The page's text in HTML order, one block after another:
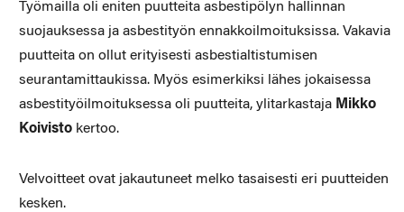
Työmailla oli eniten puutteita asbestipölyn hallinnan
suojauksessa ja asbestityön ennakkoilmoituksissa. Vakavia
puutteita on ollut erityisesti asbestialtistumisen
seurantamittaukissa. Myös esimerkiksi lähes jokaisessa
asbestityöilmoituksessa oli puutteita, ylitarkastaja Mikko
Koivistokertoo.
Velvoitteet ovat jakautuneet melko tasaisesti eri puutteiden
kesken.